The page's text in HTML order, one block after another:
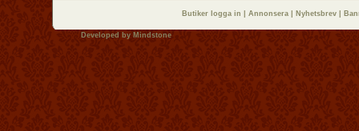
Butiker logga in Annonsera Nyhetsbrev
Developed by Mindstone